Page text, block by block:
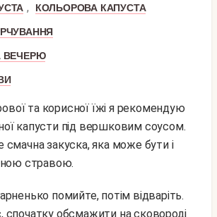
, КОЛЬОРОВА КАПУСТА
ВЕЧЕРЮ
та корисної їжі я рекомендую
капусти під вершковим соусом.
закуска, яка може бути і
стравою.
спочатку обсмажити на сковороді